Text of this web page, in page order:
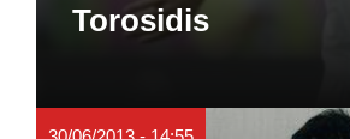
Torosidis